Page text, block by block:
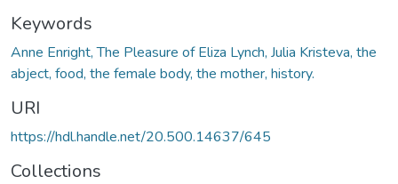
Keywords
Anne Enright, The Pleasure of Eliza Lynch, Julia Kristeva, the
abject, food, the female body, the mother, history.
URI
https://hdl.handle.net/20.500.14637/645
Collections